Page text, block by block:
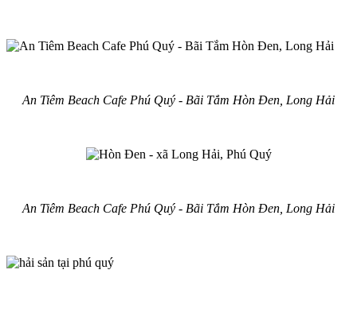
An Tiêm Beach Cafe Phú Quý - Bãi Tắm Hòn Đen, Long Hải
An Tiêm Beach Cafe Phú Quý - Bãi Tắm Hòn Đen, Long Hải